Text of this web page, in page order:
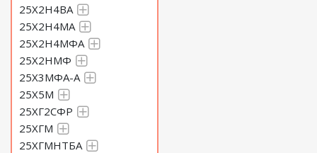
25Х2Н4ВА
25Х2Н4МА
25Х2Н4МФА
25Х2НМФ
25Х3МФА-А
25Х5М
25ХГ2СФР
25ХГМ
25ХГМНТБА